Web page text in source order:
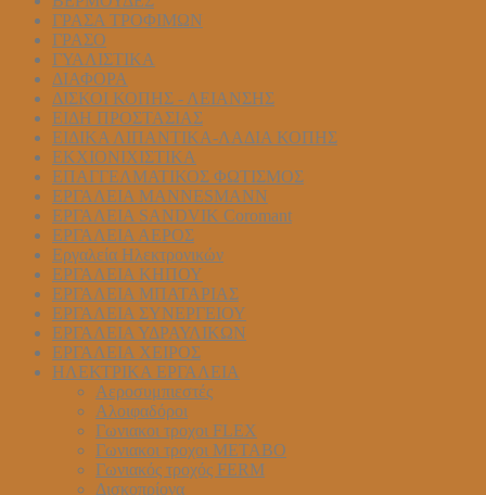
ΓΡΑΣΑ ΤΡΟΦΙΜΩΝ
ΓΡΑΣΟ
ΓΥΑΛΙΣΤΙΚΑ
ΔΙΑΦΟΡΑ
ΔΙΣΚΟΙ ΚΟΠΗΣ - ΛΕΙΑΝΣΗΣ
ΕΙΔΗ ΠΡΟΣΤΑΣΙΑΣ
ΕΙΔΙΚΑ ΛΙΠΑΝΤΙΚΑ-ΛΑΔΙΑ ΚΟΠΗΣ
ΕΚΧΙΟΝΙΧΙΣΤΙΚΑ
ΕΠΑΓΓΕΛΜΑΤΙΚΟΣ ΦΩΤΙΣΜΟΣ
ΕΡΓΑΛΕΙΑ MANNESMANN
ΕΡΓΑΛΕΙΑ SANDVIK Coromant
ΕΡΓΑΛΕΙΑ ΑΕΡΟΣ
Εργαλεία Ηλεκτρονικών
ΕΡΓΑΛΕΙΑ ΚΗΠΟΥ
ΕΡΓΑΛΕΙΑ ΜΠΑΤΑΡΙΑΣ
ΕΡΓΑΛΕΙΑ ΣΥΝΕΡΓΕΙΟΥ
ΕΡΓΑΛΕΙΑ ΥΔΡΑΥΛΙΚΩΝ
ΕΡΓΑΛΕΙΑ ΧΕΙΡΟΣ
ΗΛΕΚΤΡΙΚΑ ΕΡΓΑΛΕΙΑ
Αεροσυμπιεστές
Αλοιφαδόροι
Γωνιακοι τροχοι FLEX
Γωνιακοι τροχοι METABO
Γωνιακός τροχός FERM
Δισκοπρίονα